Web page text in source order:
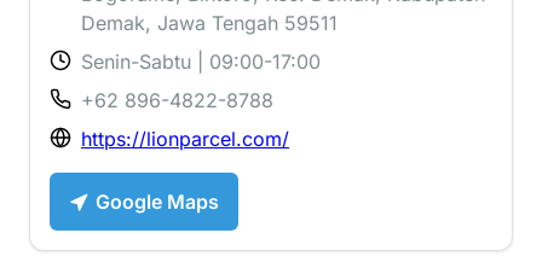
Demak, Jawa Tengah 59511
Senin-Sabtu | 09:00-17:00
+62 896-4822-8788
https://lionparcel.com/
Google Maps